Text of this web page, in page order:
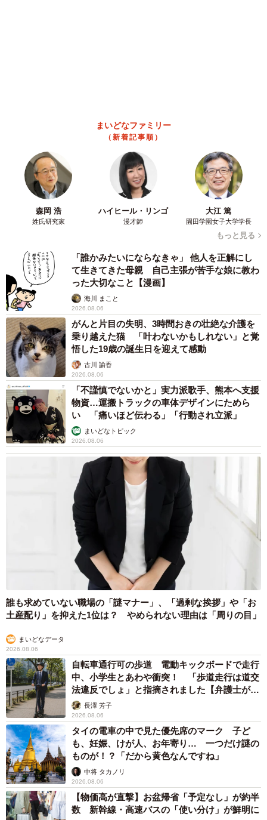
かわいいお尻🍑
今年もこたつを出しました🍊🍵
pic.twitter.com/EmwhREDitq
— 柴犬チャーミー (@shiba_charmy)November 23, 2022
— 柴犬チャーミー (@shiba_charmy)November 27, 2022
チャーミーちゃんはスマートフォンの「Xperiaアンバサダ
ー」を務めています。
Xperiaのオフィシャルサイトのギャラリーには、チャーミ
ーちゃんの写真も掲載されています。
https://xperia.sony.jp/special/ambassador/gallery/
柴犬チャーミーさんのTwitterアカウント
（@shiba_charmy）
YouTube「柴犬チャーミー Shibainu Charmy」
柴犬チャーミーさんのInstagramアカウント
（@shiba_charmy）
まいどなニュース情報部
2026.08.06
のに」と夫の後輩から一言 母は泣きながら対
応し必死だった 何年もたった今もたまに思い
子どもの学校外の学習時間が11年で2割減少
「家庭学習0分層」が約半数に達する深刻な実
まいどなニュース情報部
2026.08.06
「事故物件」という言葉のイメージにとらわれ
ていませんか？ 不動産業者が語る「物件の可
能性」を閉ざさないために必要なこと
平藤 清刀
2026.08.06
東京・千代田区の中央線高架に心ない落書き
歴史ある昌平橋架道橋の被害に怒りの声 「何
も分かってないし、センスも古い」「罰則強化
して」
中将 タカノリ
2026.08.06
もしかすると「下山ダッシュ」 リニア中央新
幹線の長野県駅 在来線との乗り継ぎなし→な
ら走れば間に合うんじゃない？ 惜しい位置関
係が反響
中将 タカノリ
2026.08.06
「なんじゃこりゃ！」「ロボ？」大阪・梅田に
そびえる物体の正体は？ 昭和の遺産を調査し
てみた結果…
2026.08.06
エジプトで自撮りしていたら、ガイドが「撮りますよ！」→ノ
リノリでポーズを取っていたら……スマホを返してもらえな
い 「日本人はカモ代表かも」「私は6時間で3万円払った」
宮前 晶子
2026.08.06
「LINEのQRコードを添付して」社長をかたる
詐欺メール続々 社員を個人アカウントへ誘導
→最後は不正送金…求められる「だまされる前
提」の対策
井二 かける
2026.08.06